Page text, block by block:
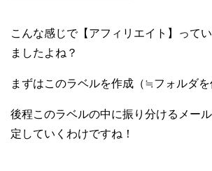
こんな感じで【アフィリエイト】って
ましたよね？
まずはこのラベルを作成（≒フォルダを
後程このラベルの中に振り分けるメー
定していくわけですね！